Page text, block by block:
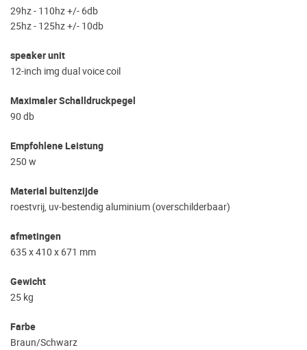
29hz - 110hz +/- 6db
25hz - 125hz +/- 10db
speaker unit
12-inch img dual voice coil
Maximaler Schalldruckpegel
90 db
Empfohlene Leistung
250 w
Material buitenzijde
roestvrij, uv-bestendig aluminium (overschilderbaar)
afmetingen
635 x 410 x 671 mm
Gewicht
25 kg
Farbe
Braun/Schwarz